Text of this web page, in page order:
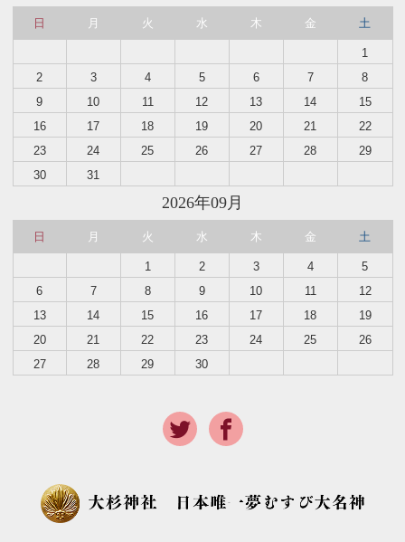
日 月 火 水 木 金 土
1
2
3 4 5 6 7
8
9
10 11 12 13 14
15
16
17 18 19 20 21
22
23
24 25 26 27 28
29
30
31
2026年09月
日 月 火 水 木 金 土
1 2 3 4
5
6
7 8 9 10 11
12
13
14 15 16 17 18
19
20
21 22 23 24 25
26
27
28 29 30